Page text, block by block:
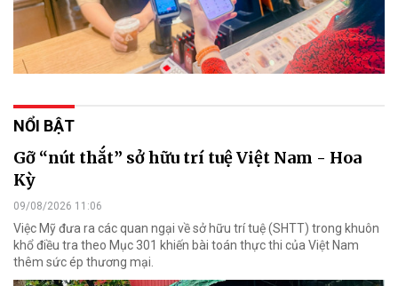
NỔI BẬT
Gỡ “nút thắt” sở hữu trí tuệ Việt Nam - Hoa
Kỳ
09/08/2026 11:06
Việc Mỹ đưa ra các quan ngại về sở hữu trí tuệ (SHTT) trong khuôn
khổ điều tra theo Mục 301 khiến bài toán thực thi của Việt Nam
thêm sức ép thương mại.